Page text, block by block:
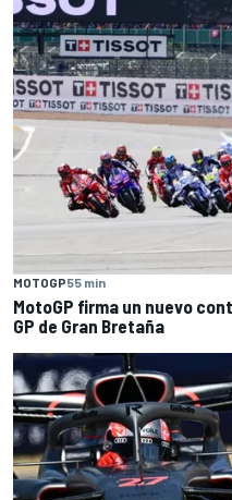
MOTOGP55 min
MotoGP firma un nuevo
GP de Gran Bretaña